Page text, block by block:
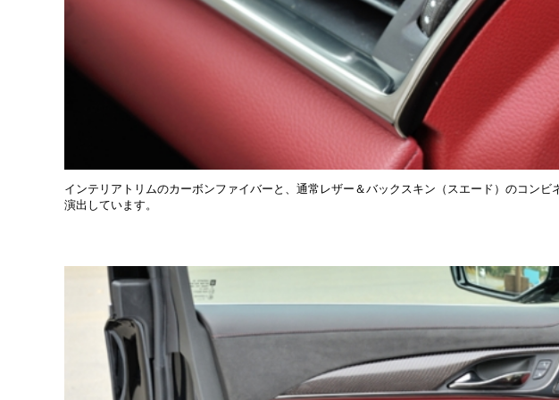
インテリアトリムのカーボンファイバーと、通常レザー＆バックスキン（スエード）のコン
演出しています。